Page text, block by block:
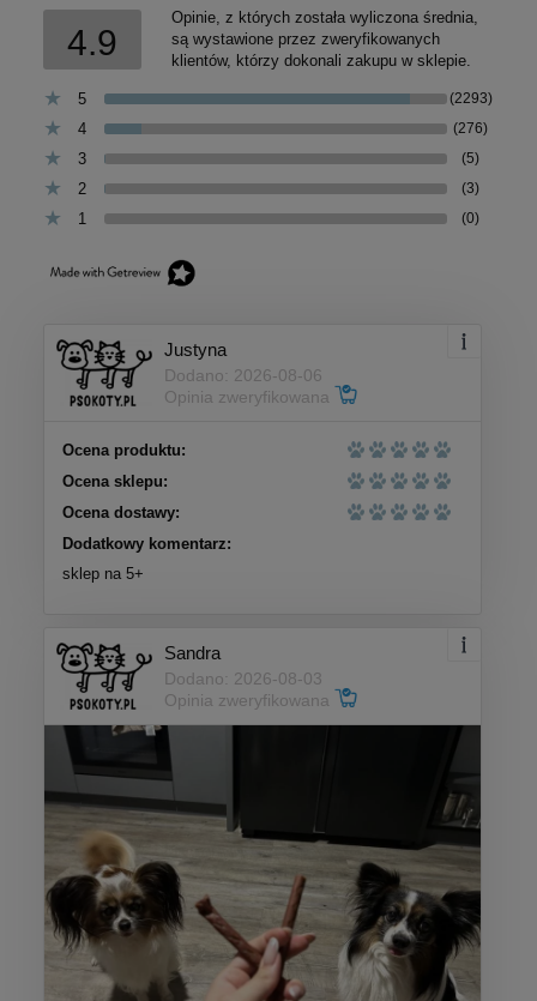
4.9
Opinie, z których została wyliczona średnia,
są wystawione przez zweryfikowanych
klientów, którzy dokonali zakupu w sklepie.
5 (2293)
4 (276)
3 (5)
2 (3)
1 (0)
Justyna
Dodano: 2026-08-06
Opinia zweryfikowana
Ocena produktu:
Ocena sklepu:
Ocena dostawy:
Dodatkowy komentarz:
sklep na 5+
Sandra
Dodano: 2026-08-03
Opinia zweryfikowana